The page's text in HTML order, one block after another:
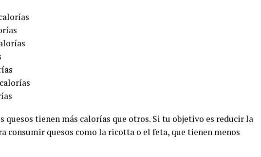
quesos tienen más calorías que otros. Si tu objetivo es reducir la
consumir quesos como la ricotta o el feta, que tienen menos